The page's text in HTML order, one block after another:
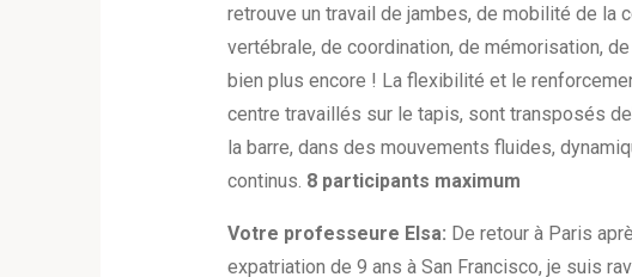
retrouve un travail de jambes, de mobilité de la
vertébrale, de coordination, de mémorisation,
bien plus encore ! La flexibilité et le
centre travaillés sur le tapis, sont transposés
la barre, dans des mouvements fluides,
continus. 8 participants maximum
Votre professeure Elsa: De retour à Paris
expatriation de 9 ans à San Francisco, je suis